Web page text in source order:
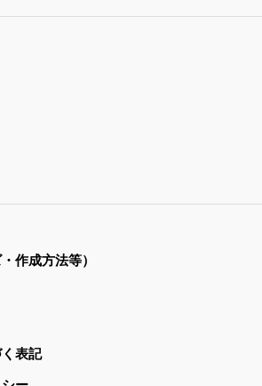
作成方法等）
表記